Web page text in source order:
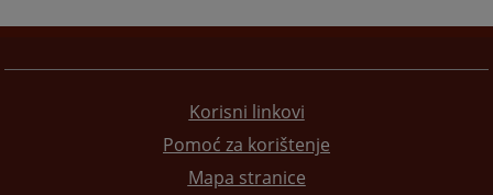
Korisni linkovi
Pomoć za korištenje
Mapa stranice